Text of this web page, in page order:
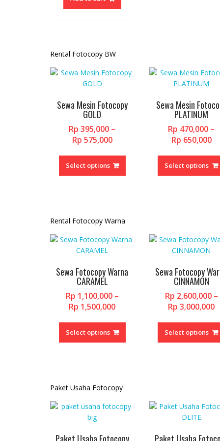
Rental Fotocopy BW
Sewa Mesin Fotocopy
GOLD
Rp 395,000 –
Rp 575,000Price
Rp 395,000
through
Select options
This
has
be
the
Sewa Mesin
PLATINUM
Rp 470,000 –
Rp 650,000
Select options
Rental Fotocopy Warna
Sewa Fotocopy Warna
CARAMEL
Rp 1,100,000 –
Rp 1,500,000Price
Rp 1,100,000
through
Select options
This
has
be
Sewa Fotocopy
CINNAMON
Rp 2,600,000 –
Rp 3,000,000
Select options
Paket Usaha Fotocopy
Paket Usaha Fotocopy Paket Usaha